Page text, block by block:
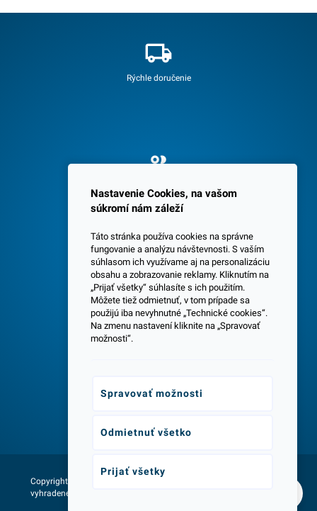
Rýchle doručenie
Spokojných 3600 zákazníkov
Centrála a predajňa v Senci
Copyright © 2026 - Všetky práva
vyhradené lumax.sk
Nastavenie Cookies, na vašom
súkromí nám záleží
Táto stránka používa cookies na správne
fungovanie a analýzu návštevnosti. S vaším
súhlasom ich využívame aj na personalizáciu
obsahu a zobrazovanie reklamy. Kliknutím na
„Prijať všetky“ súhlasíte s ich použitím.
Môžete tiež odmietnuť, v tom prípade sa
použijú iba nevyhnutné „Technické cookies“.
Na zmenu nastavení kliknite na „Spravovať
možnosti“.
Spravovať možnosti
Odmietnuť všetko
Prijať všetky